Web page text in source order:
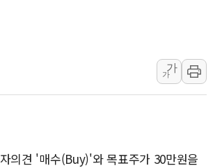
신길동 신축도 3.3㎡당 7250만원…써밋 클라비
용산공원·그린벨트로 또 충돌…반복되는 국토
[베트남 증시] 유동성 부진 지속, 강보합 마감...
가
가
의견 '매수(Buy)'와 목표주가 30만원을